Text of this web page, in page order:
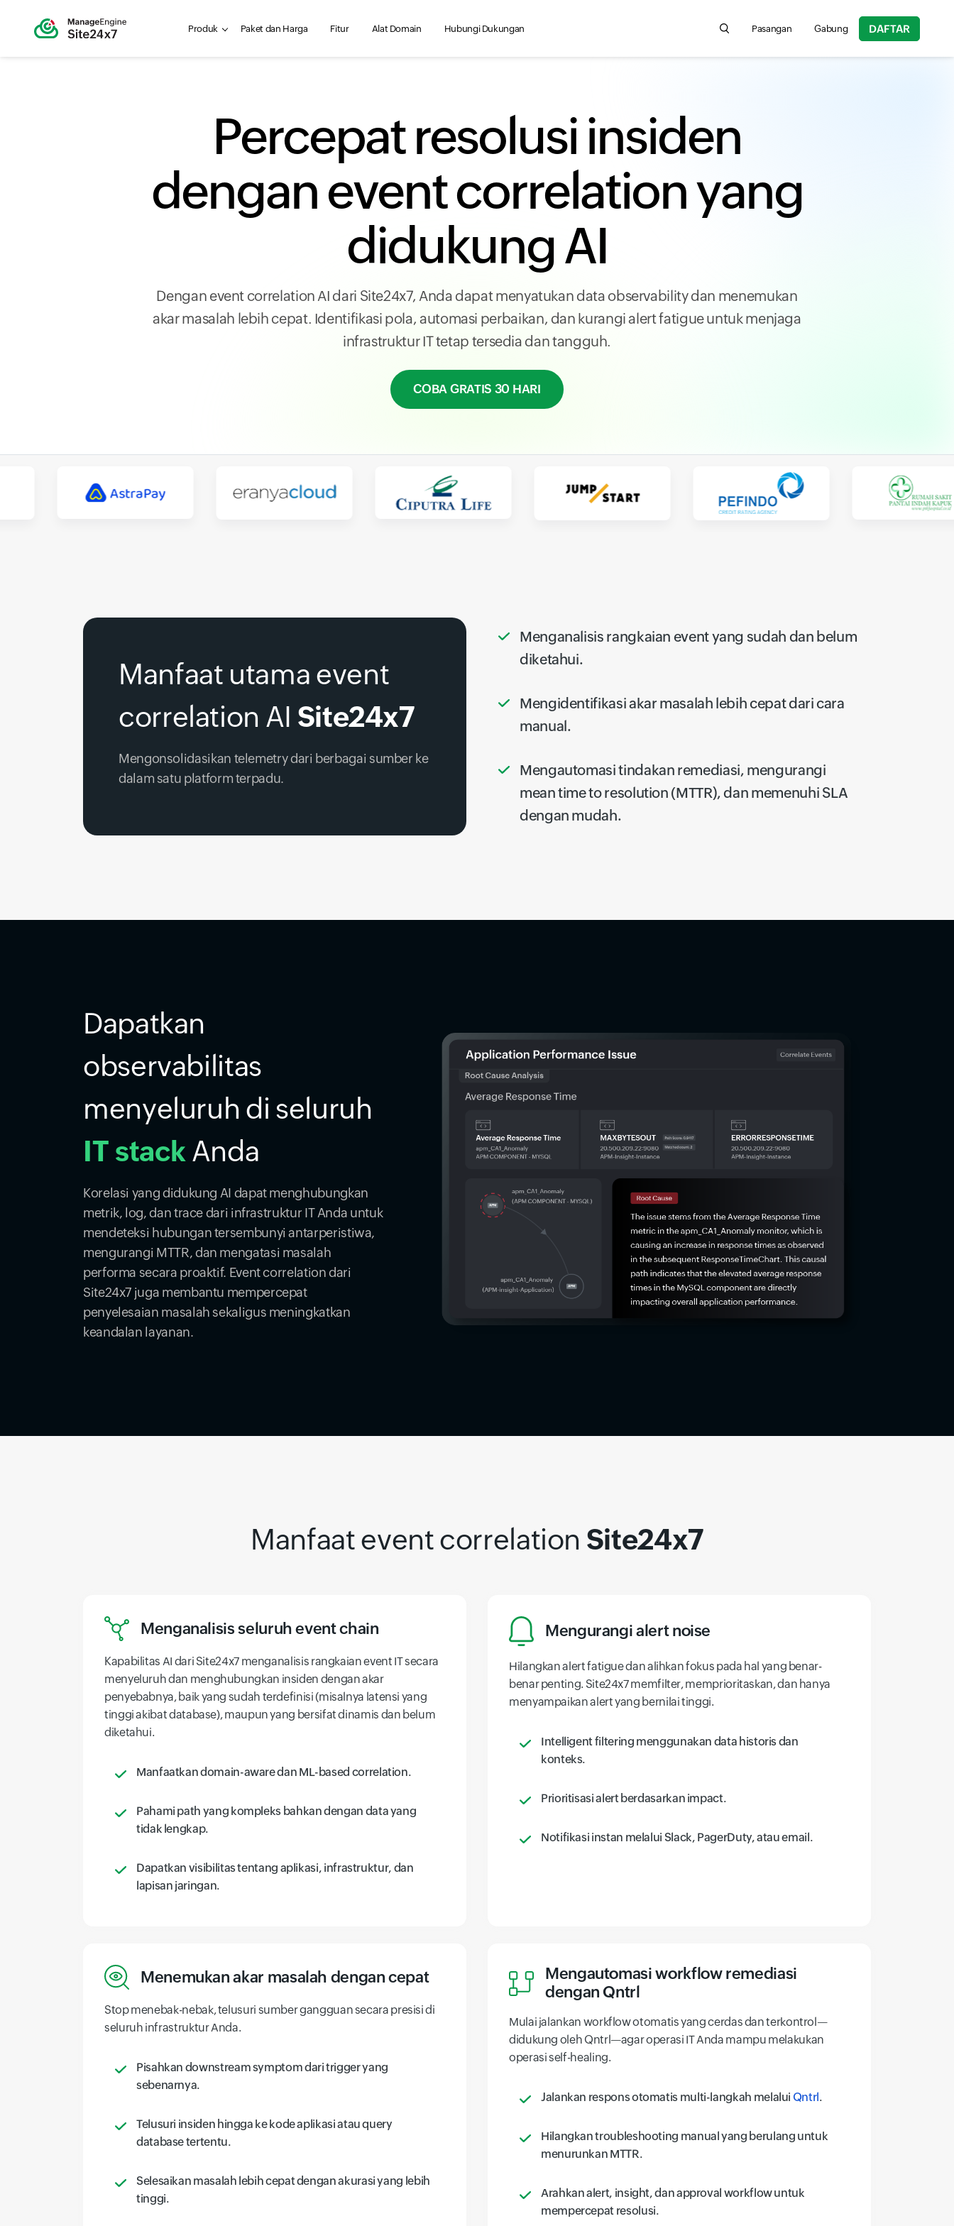
Produk Paket dan Harga Fitur Alat Domain Hubungi Dukungan Search for product information, help articles,
Pasangan Gabung DAFTAR
Percepat resolusi insiden
dengan event correlation yang
didukung AI
Dengan event correlation AI dari Site24x7, Anda dapat menyatukan data observability dan menemukan
akar masalah lebih cepat. Identifikasi pola, automasi perbaikan, dan kurangi alert fatigue untuk menjaga
infrastruktur IT tetap tersedia dan tangguh.
COBA GRATIS 30 HARI
Manfaat utama event
correlation AI Site24x7
Mengonsolidasikan telemetry dari berbagai sumber ke
dalam satu platform terpadu.
Menganalisis rangkaian event yang sudah dan belum
diketahui.
Mengidentifikasi akar masalah lebih cepat dari cara
manual.
Mengautomasi tindakan remediasi, mengurangi
mean time to resolution (MTTR), dan memenuhi SLA
dengan mudah.
Dapatkan
observabilitas
menyeluruh di seluruh
IT stackAnda
Korelasi yang didukung AI dapat menghubungkan
metrik, log, dan trace dari infrastruktur IT Anda untuk
mendeteksi hubungan tersembunyi antarperistiwa,
mengurangi MTTR, dan mengatasi masalah
performa secara proaktif. Event correlation dari
Site24x7 juga membantu mempercepat
penyelesaian masalah sekaligus meningkatkan
keandalan layanan.
Manfaat event correlation Site24x7
Menganalisis seluruh event chain
Kapabilitas AI dari Site24x7 menganalisis rangkaian event IT secara
menyeluruh dan menghubungkan insiden dengan akar
penyebabnya, baik yang sudah terdefinisi (misalnya latensi yang
tinggi akibat database), maupun yang bersifat dinamis dan belum
diketahui.
Manfaatkan domain-aware dan ML-based correlation.
Pahami path yang kompleks bahkan dengan data yang
tidak lengkap.
Dapatkan visibilitas tentang aplikasi, infrastruktur, dan
lapisan jaringan.
Mengurangi alert noise
Hilangkan alert fatigue dan alihkan fokus pada hal yang benar-
benar penting. Site24x7 memfilter, memprioritaskan, dan hanya
menyampaikan alert yang bernilai tinggi.
Intelligent filtering menggunakan data historis dan
konteks.
Prioritisasi alert berdasarkan impact.
Notifikasi instan melalui Slack, PagerDuty, atau email.
Menemukan akar masalah dengan cepat
Stop menebak-nebak, telusuri sumber gangguan secara presisi di
seluruh infrastruktur Anda.
Pisahkan downstream symptom dari trigger yang
sebenarnya.
Telusuri insiden hingga ke kode aplikasi atau query
database tertentu.
Selesaikan masalah lebih cepat dengan akurasi yang lebih
tinggi.
Mengautomasi workflow remediasi
dengan Qntrl
Mulai jalankan workflow otomatis yang cerdas dan terkontrol—
didukung oleh Qntrl—agar operasi IT Anda mampu melakukan
operasi self-healing.
Jalankan respons otomatis multi-langkah melalui Qntrl .
Hilangkan troubleshooting manual yang berulang untuk
menurunkan MTTR.
Arahkan alert, insight, dan approval workflow untuk
mempercepat resolusi.